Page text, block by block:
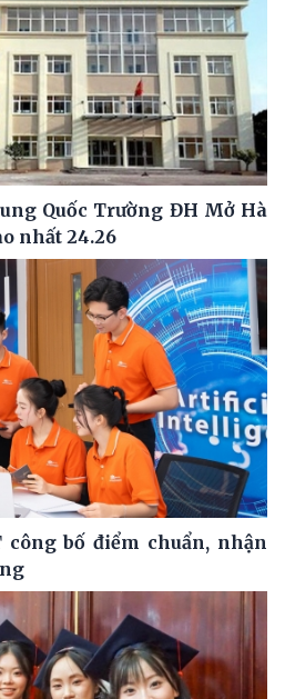
Quốc Trường ĐH Mở Hà
nhất 24.26
bố điểm chuẩn, nhận